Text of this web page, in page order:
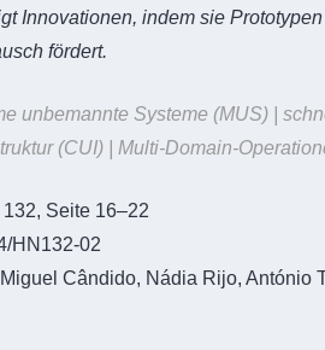
Innovationen, indem sie
fördert.
unbemannte Systeme (MUS) |
(CUI) | Multi-Domain-
132, Seite 16–22
HN132-02
Cândido, Nádia Rijo, António